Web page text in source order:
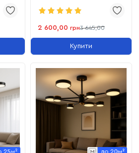
м² (B N6371/8 BK+COP)
2 600,00 грн3 645,00
Купити